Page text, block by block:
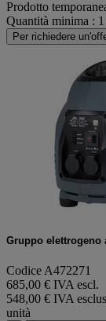
Prodotto
Quantità minima : 1
Per richiedere
Gruppo elettrogeno
Codice A472271
685,00 € IVA escl.
548,00 € IVA
unità